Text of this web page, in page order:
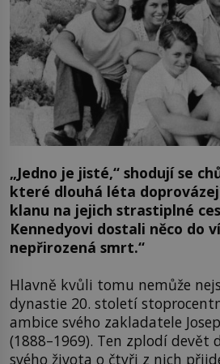
„Jedno je jisté,“ shodují se
které dlouhá léta
klanu na jejich strastiplné
Kennedyovi dostali něco do
nepřirozená smrt.“
Hlavně kvůli tomu nemůže
dynastie 20. století
ambice svého zakladatele
(1888–1969). Ten zplodí devět
svého života o čtyři z nich